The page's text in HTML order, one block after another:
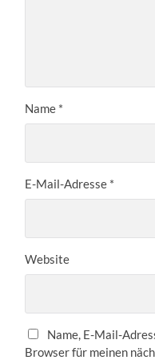
Name *
E-Mail-Adresse *
Website
Name, E-Mail-
Browser für meinen